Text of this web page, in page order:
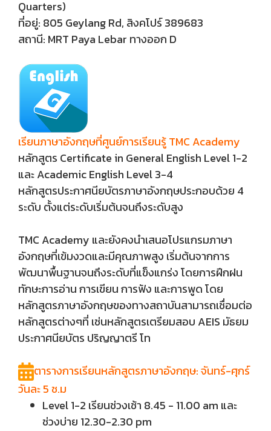
Quarters)
ที่อยู่: 805 Geylang Rd, สิงคโปร์ 389683
สถานี: MRT Paya Lebar ทางออก D
เรียนภาษาอังกฤษที่ศูนย์การเรียนรู้ TMC Academy
หลักสูตร Certificate in General English Level 1-2
และ Academic English Level 3-4
หลักสูตรประกาศนียบัตรภาษาอังกฤษประกอบด้วย 4
ระดับ ตั้งแต่ระดับเริ่มต้นจนถึงระดับสูง
TMC Academy และยังคงนำเสนอโปรแกรมภาษา
อังกฤษที่เข้มงวดและมีคุณภาพสูง เริ่มต้นจากการ
พัฒนาพื้นฐานจนถึงระดับที่แข็งแกร่ง โดยการฝึกฝน
ทักษะการอ่าน การเขียน การฟัง และการพูด โดย
หลักสูตรภาษาอังกฤษของทางสถาบันสามารถเชื่อมต่อ
หลักสูตรต่างๆที่ เช่นหลักสูตรเตรียมสอบ AEIS มัธยม
ประกาศนียบัตร ปริญญาตรี โท
ตารางการเรียนหลักสูตรภาษาอังกฤษ: จันทร์-ศุกร์
วันละ 5 ช.ม
Level 1-2 เรียนช่วงเช้า 8.45 - 11.00 am และ
ช่วงบ่าย 12.30-2.30 pm